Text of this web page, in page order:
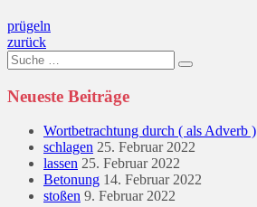
Beitragsnavigation
prügeln
zurück
Suche
nach:
Neueste Beiträge
Wortbetrachtung durch ( als Adverb )
schlagen 25. Februar 2022
lassen 25. Februar 2022
Betonung 14. Februar 2022
stoßen 9. Februar 2022